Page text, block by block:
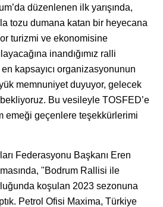
düzenlenen ilk yarışında,
tozu dumana katan bir heyecana
turizmi ve ekonomisine
inandığımız ralli
kapsayıcı organizasyonunun
memnuniyet duyuyor, gelecek
bekliyoruz. Bu vesileyle TOSFED’e
emeği geçenlere teşekkürlerimi
Federasyonu Başkanı Eren
"Bodrum Rallisi ile
koşulan 2023 sezonuna
Petrol Ofisi Maxima, Türkiye